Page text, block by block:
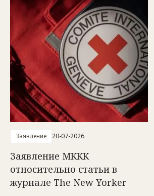
Заявление 20-07-2026
Заявление МККК
относительно статьи в
журнале The New Yorker